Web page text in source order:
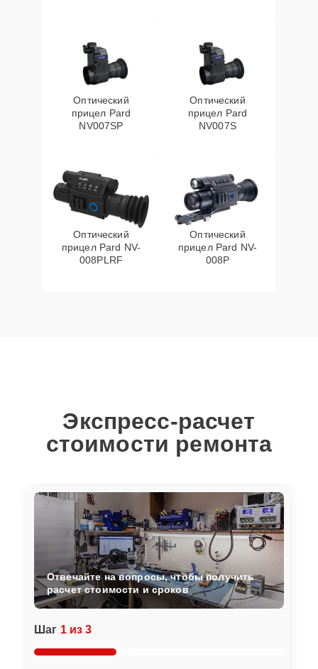
Оптический
прицел Pard
NV007SP
Оптический
прицел Pard
NV007S
Оптический
прицел Pard NV-
008PLRF
Оптический
прицел Pard NV-
008P
Экспресс-расчет
стоимости ремонта
Шаг 1 из 3
Отвечайте на вопросы, чтобы получить
расчет стоимости и сроков